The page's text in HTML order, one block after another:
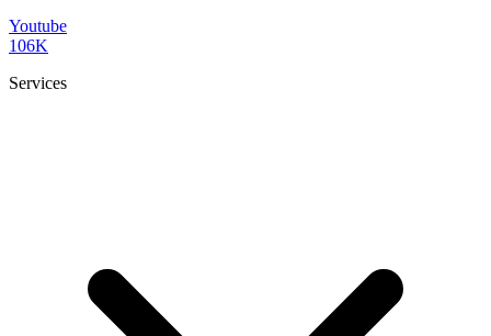
Youtube
106K
Services